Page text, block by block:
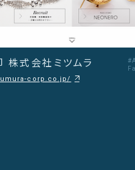
株式会社ミツムラ
corp.co.jp/